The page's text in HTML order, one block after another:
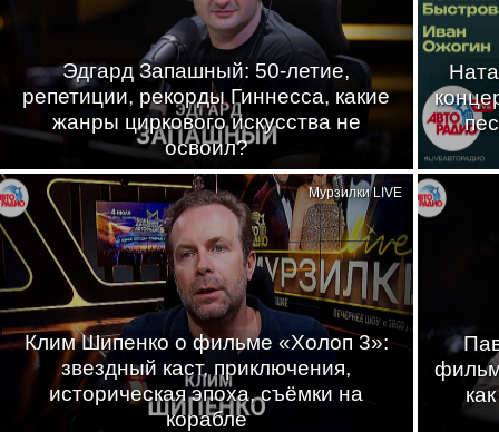
Эдгард Запашный: 50-летие,
репетиции, рекорды Гиннесса, какие
жанры циркового искусства не
освоил?
Клим Шипенко о фильме «Холоп 3»:
звездный каст, приключения,
историческая эпоха, съёмки на
корабле
Мурзилки LIVE